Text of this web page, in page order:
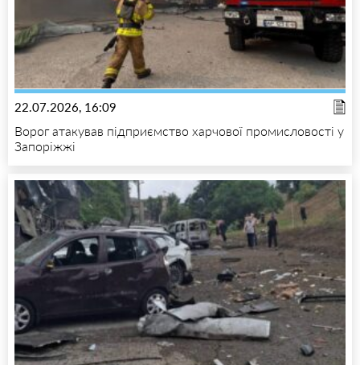
22.07.2026, 16:09
Ворог атакував підприємство харчової промисловості у
Запоріжжі